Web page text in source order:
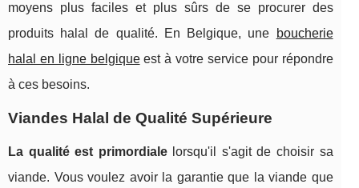
moyens plus faciles et plus sûrs de se procurer des
produits halal de qualité. En Belgique, une
boucherie
halal en ligne belgiqueest à votre service pour répondre
à ces besoins.
Viandes Halal de Qualité Supérieure
La qualité est primordialelorsqu'il s'agit de choisir sa
viande. Vous voulez avoir la garantie que la viande que